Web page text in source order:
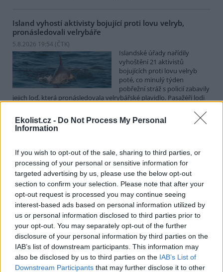
Ekolist.cz - Do Not Process My Personal
Information
If you wish to opt-out of the sale, sharing to third parties, or
processing of your personal or sensitive information for
targeted advertising by us, please use the below opt-out
section to confirm your selection. Please note that after your
opt-out request is processed you may continue seeing
interest-based ads based on personal information utilized by
us or personal information disclosed to third parties prior to
your opt-out. You may separately opt-out of the further
disclosure of your personal information by third parties on the
IAB’s list of downstream participants. This information may
also be disclosed by us to third parties on the IAB’s List of
Downstream Participants that may further disclose it to other
Island vyhostí aktivisty bojující proti lovu velryb,
pronásledovali velrybáře
5.8.2026 19:54 (ČTK)
Islandské úřady nařídily
vyhoštění 21 aktivistů
bojujících proti lovu velryb
poté, co minulý týden
pobřežní stráž s policií zabavily
jejich loď, která pronásledovala velrybářské plavidlo. Pasažéři lodi
Watsona jsou od té doby zadržováni v Reykjavíku. Sám Watson na
palubě nebyl. Píše o tom agentura AFP s odvoláním na islandskou
policii.
Záchranná stanice v Praze přijímá kvůli vedrům více
volně žijících zvířat
5.8.2026 17:40 | PRAHA (ČTK)
Kvůli vysokým letním
teplotám pracovníci pražské
záchranné stanice pro volně
žijící živočichy přijímají více
zvířat, nejčastěji
dehydratovaná a vysílená mláďata ptáků nebo veverek. ČTK to
sdělila mluvčí stanice Petra Fišerová. Během současné vlny veder
stanice denně ošetří desítky živočichů, při první letošní vlně horka
jich za jeden týden přijali rekordních 578.